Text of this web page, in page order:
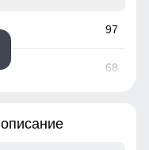
97
68